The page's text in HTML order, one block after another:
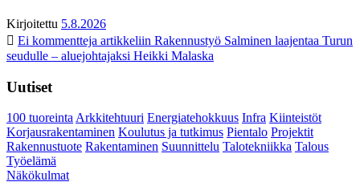
Kirjoitettu 5.8.2026
Ei kommentteja artikkeliin Rakennustyö Salminen laajentaa Turun
seudulle – aluejohtajaksi Heikki Malaska
Uutiset
100 tuoreintaArkkitehtuuri Energiatehokkuus Infra Kiinteistöt
Korjausrakentaminen Koulutus ja tutkimus Pientalo Projektit
Rakennustuote Rakentaminen Suunnittelu Talotekniikka Talous
Työelämä
Näkökulmat